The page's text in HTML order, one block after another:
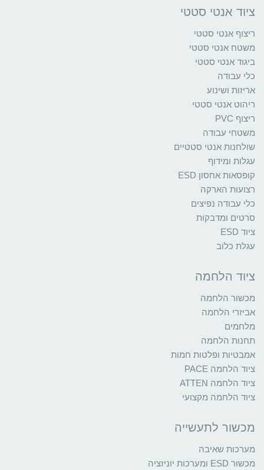
ציוד אנטי סטטי
ריצוף אנטי סטטי
משטח אנטי סטטי
ביגוד אנטי סטטי
כלי עבודה
אריזות ושינוע
ריהוט אנטי סטטי
ריצוף PVC
משטחי עבודה
שולחנות אנטי סטטיים
עגלות ומידוף
קופסאות אחסון ESD
רצועות הארקה
כלי עבודה נפיצים
סרטים ומדבקות
ציוד ESD
עגלת כלוב
ציוד הלחמה
מכשור הלחמה
אביזרי הלחמה
מלחמים
תחנות הלחמה
אמבטיות ופלטות חמות
ציוד הלחמה PACE
ציוד הלחמה ATTEN
ציוד הלחמה מקצועי
מכשור לתעשייה
מערכות שאיבה
מכשור ESD ומערכות יוניזציה